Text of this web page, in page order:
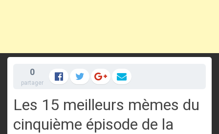
0
partager
Les 15 meilleurs mèmes du
cinquième épisode de la